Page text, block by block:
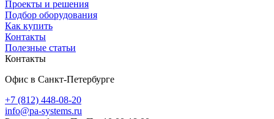
Проекты и решения
Подбор оборудования
Как купить
Контакты
Полезные статьи
Контакты
Офис в Санкт-Петербурге
+7 (812) 448-08-20
info@pa-systems.ru